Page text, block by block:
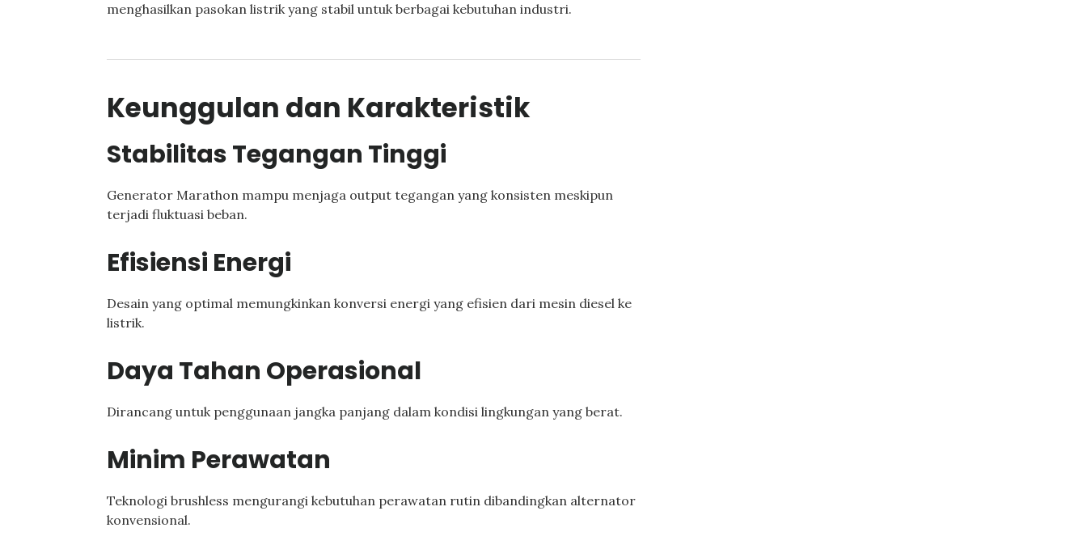
menghasilkan pasokan listrik yang stabil untuk berbagai kebutuhan industri.
Keunggulan dan Karakteristik
Stabilitas Tegangan Tinggi
Generator Marathon mampu menjaga output tegangan yang konsisten meskipun
terjadi fluktuasi beban.
Efisiensi Energi
Desain yang optimal memungkinkan konversi energi yang efisien dari mesin diesel ke
listrik.
Daya Tahan Operasional
Dirancang untuk penggunaan jangka panjang dalam kondisi lingkungan yang berat.
Minim Perawatan
Teknologi brushless mengurangi kebutuhan perawatan rutin dibandingkan alternator
konvensional.